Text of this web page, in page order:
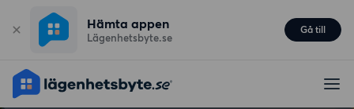
Hämta appen
Lägenhetsbyte.se
Gå till